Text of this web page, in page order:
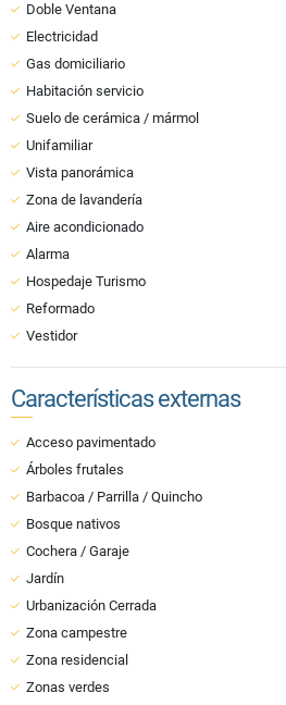
Doble Ventana
Electricidad
Gas domiciliario
Habitación servicio
Suelo de cerámica / mármol
Unifamiliar
Vista panorámica
Zona de lavandería
Aire acondicionado
Alarma
Hospedaje Turismo
Reformado
Vestidor
Características externas
Acceso pavimentado
Árboles frutales
Barbacoa / Parrilla / Quincho
Bosque nativos
Cochera / Garaje
Jardín
Urbanización Cerrada
Zona campestre
Zona residencial
Zonas verdes